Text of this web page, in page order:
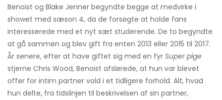
Benoist og Blake Jenner begyndte begge at medvirke i
showet med sæson 4, da de forsøgte at holde fans
interesserede med et nyt sæt studerende. De to begyndte
at gå sammen og blev gift fra enten 2013 eller 2015 til 2017.
År senere, efter at have giftet sig med en fyr Super pige
stjerne Chris Wood, Benoist afslørede, at hun var blevet
offer for intim partner vold i et tidligere forhold. Alt, hvad
hun delte, fra tidslinjen til beskrivelsen af ​​sin partner,